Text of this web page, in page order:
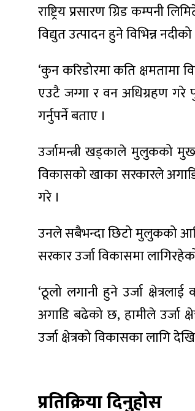
राष्ट्रिय प्रसारण ग्रिड कम्पनी
विद्युत उत्पादन हुने विभिन्न
‘कुन करिडोरमा कति क्षमतामा
एउटै जग्गा र वन अधिग्रहण गरे
गर्नुपर्ने बताए ।
उर्जामन्त्री खड्काले मुलुकको
विकासको खाका सरकारले
गरे ।
उनले सबैभन्दा छिटो मुलुकको
सरकार उर्जा विकासमा
‘ठूलो लगानी हुने उर्जा
अगाडि बढेको छ, हामीले उर्जा
उर्जा क्षेत्रको विकासका लागि
प्रतिक्रिया दिनुहोस